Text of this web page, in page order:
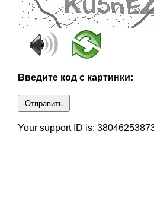
Введите код с картинки:
Отправить
Your support ID is: